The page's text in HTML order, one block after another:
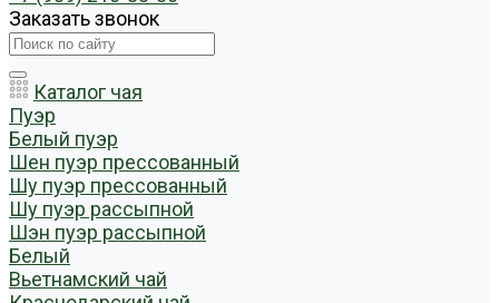
Заказать звонок
Каталог чая
Пуэр
Белый пуэр
Шен пуэр прессованный
Шу пуэр прессованный
Шу пуэр рассыпной
Шэн пуэр рассыпной
Белый
Вьетнамский чай